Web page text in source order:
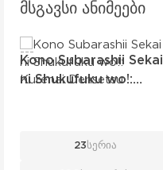
მსგავსი ანიმეები
---
Kono Subarashii Sekai
ni Shukufuku wo!:
23 სერია